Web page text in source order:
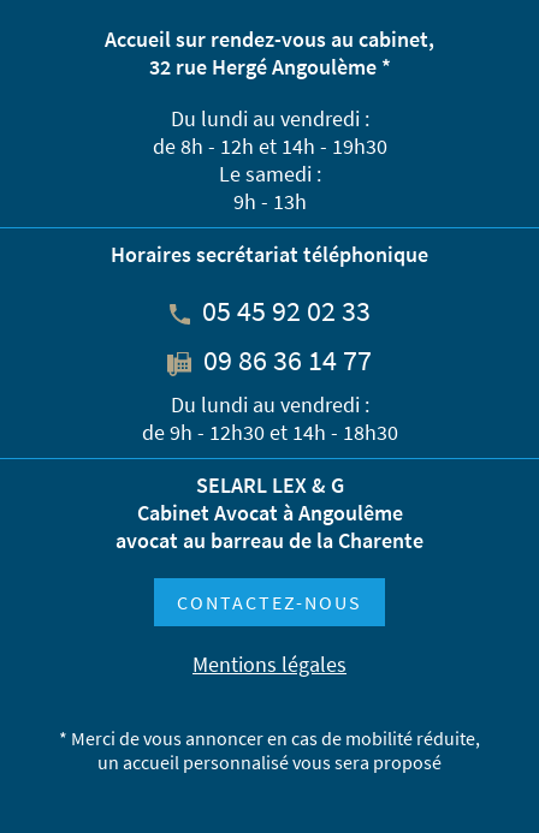
Accueil sur rendez-vous au cabinet,
32 rue Hergé Angoulème *
Du lundi au vendredi :
de 8h - 12h et 14h - 19h30
Le samedi :
9h - 13h
Horaires secrétariat téléphonique
05 45 92 02 33
09 86 36 14 77
Du lundi au vendredi :
de 9h - 12h30 et 14h - 18h30
SELARL LEX & G
Cabinet Avocat à Angoulême
avocat au barreau de la Charente
CONTACTEZ-NOUS
Mentions légales
* Merci de vous annoncer en cas de mobilité réduite,
un accueil personnalisé vous sera proposé